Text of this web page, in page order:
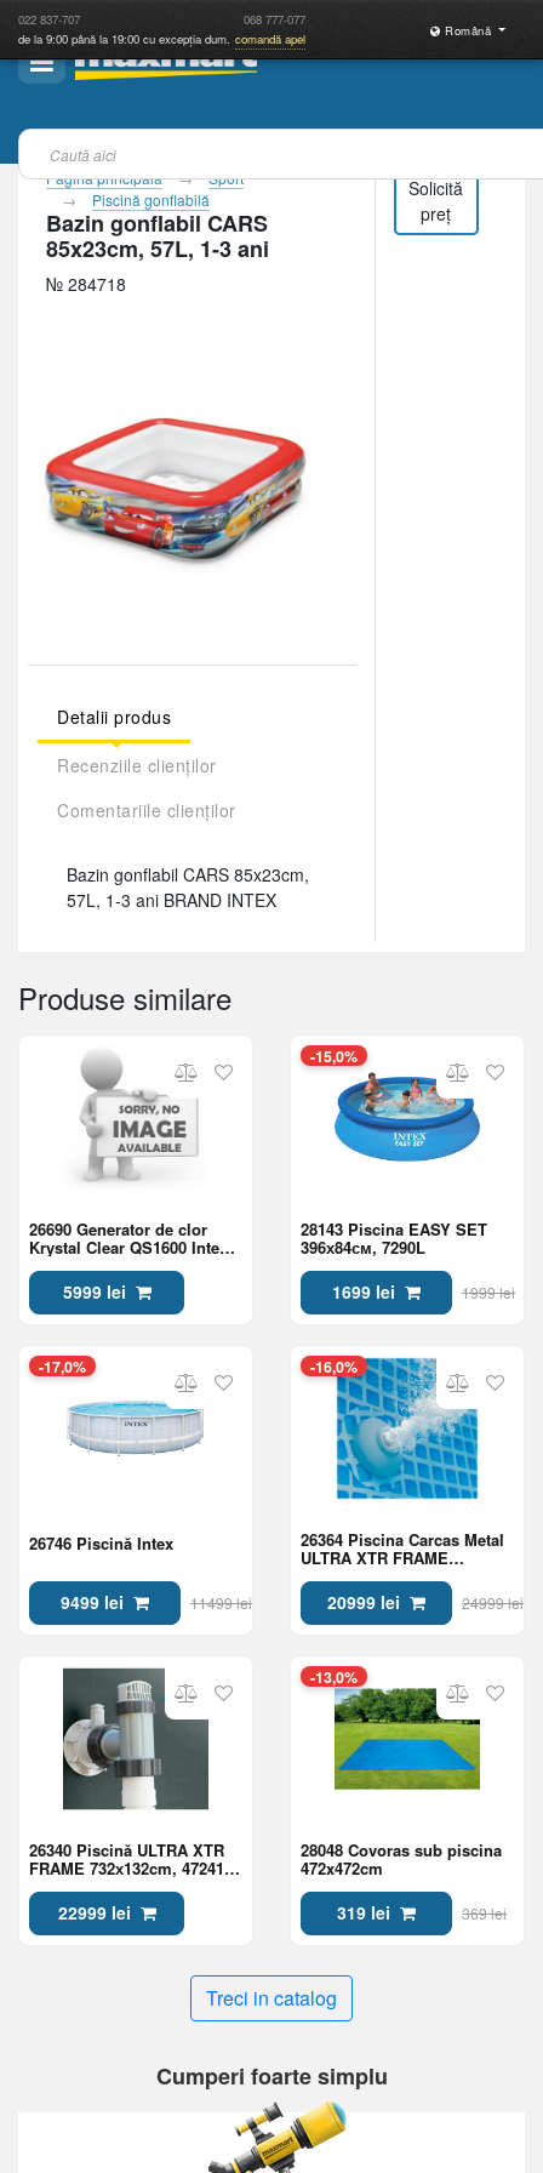
022 837-707 068 777-077
de la 9:00 până la 19:00 cu excepția dum. comandă apel
Română
Pagina principală
Sport
Piscină gonflabilă
Bazin gonflabil CARS
85x23cm, 57L, 1-3 ani
№ 284718
Detalii produs
Recenziile clienților
Comentariile clienților
Bazin gonflabil CARS 85x23cm,
57L, 1-3 ani BRAND INTEX
Solicită
preț
Produse similare
26690 Generator de clor
Krystal Clear QS1600 Intex
cu wifi5999 lei
-15,0%
28143 Piscina EASY SET
396х84см, 7290L
1699 lei 1999 lei
-17,0%
26746 Piscină Intex
9499 lei 11499 lei
-16,0%
26364 Piscina Carcas Metal
ULTRA XTR FRAME
20999 lei 24999 lei
26340 Piscină ULTRA XTR
FRAME 732х132cm, 47241L,
22999 lei
-13,0%
28048 Covoras sub piscina
472x472cm
319 lei 369 lei
Treci in catalog
Cumperi foarte simplu